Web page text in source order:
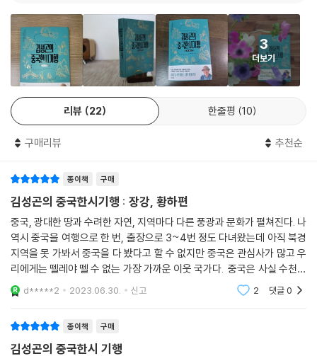
6장 산서성
1. 호랑이가 포효하고 용이 우는 포구 마을 - 적구진
2. 둥긂의 미학 - 천하황하제일만
3. 빗속에 찾아가는 살구꽃 마을 - 분양 행화촌
4. 강태공의 딸이 모셔진 오래된 사당 - 태원 진사
5. 천하를 휘저었던 진상의 요람 - 평요고성
6. 한식절 풍습의 기원을 찾아서 - 면산
8. 관우가 굽어보는 소금 호수에서 부르는 남풍가 - 운성
1. 황하와 함께 부른 격정의 노래, [장진주] - 호구폭포
2. 용문을 넘어 용이 된 황하의 잉어들 - 용문
3. 막힌 곳을 찾아 13년, 소통의 달인 ‘우’ 이야기 - 대우묘
1. 종시 알 수 없는 글자로 만든 국수 - 뺭뺭멘
2. 연꽃이 피는 봉우리에서 듣는 기러기 울음소리 - 서봉, 남봉
수 있을 것이라고 일행에게 호언장담한 게 화근이었다. 진섬대협곡이 이어
지는 산서 서북부 지역은 여전히 변방 지역이었음을 미처 몰랐던 것이다.
일본 드라마 심야식당의 “인생 너무 쉽게 보는 거 아냐?”라는 명대사가 떠
올라서 일행을 향해 사죄했다. “제가 중국을 너무 쉽게 본 탓입니다. --- p.
249-250
절벽 중간에 대롱대롱 매달려서 발끝으로 한참을 디딜 곳을 찾아야 하니
그 아찔함은 장공잔도를 넘어선다. 역시 안전띠를 조끼처럼 차고 고리 달
딜 곳을 찾지 못해 내 짧은 다리가 허공을 허둥대면 이마에 식은땀이 흐른
다. 이 무모한 길을 가자고 제안한 일행을 원망하기도 하고, 제발 험한 곳은
피해 다니라고 신신당부하던 집안 누님의 걱정스런 얼굴도 떠올리며 가까
스로 험로를 벗어나 박대 하기정에 도착했다. 하기정의 풍경은 그 험로의
수고를 단박에 씻어주었으니 이런 풍경이 세상에 있을까 싶었다. 깊은 계
곡을 사이에 두고 동봉을 비롯한 주변의 수려한 산봉우리들이 무슨 보물인
양 빙 둘러 박대를 옹위하고 있다. 그 봉우리 하기정 돌의자에 턱하니 앉아
사방을 둘러보는데 이 대단한 풍경의 주인이 바로 나 자신이라도 되는 듯
황하가 이제 그 먼 여정을 다하고 더 큰 어머니 바다의 품속으로 돌아간다.
중국 문명의 요람이자 모친하母親河,
장강과 황하를 따라 펼쳐지는
광활하고 수려한 풍경
옛 시인들이 아름다운 자연에 기대어 시를 완성했듯이 이제는 자연이 시인
들의 시를 빌려 옛 영화를 전한다. 유장한 물결 따라 시인의 숨결 찾아 떠나
는 한시기행의 첫 번째 여정인 장강은 민강의 탁한 물과 금사강의 맑은 물
이 만나 동쪽으로 수천 리 흘러가는 중국에서 가장 긴 강이다. 소동파는 드
에 불어가는 맑은 바람과/산 사이에 뜨는 밝은 달은/귀로 들으면 아름다운
는 1부에서는 현대판 무릉도원이라 불리며 우리나라 관광객이 많기로 이
름난 관광지 ‘장가계’, 수많은 고승과 묵객이 찾아 시의 산으로 불리며 폭포
천이 유명한 ‘여산’, 날렵한 처마가 층층이 포개 있고 산 정상에 우뚝 솟아
호연한 기상이 느껴지는 ‘황학루’ 등지를 두루 답파한다.
황하는 또 어떠한가. 중국문명의 발상지이자 중국을 동서로 관통하는 강으
로, 중국인들에게 어머니의 강으로 여겨진다. 황하의 물결을 따라가면 황
톳빛 강물과 용솟음치는 대협곡, 광활한 평원이 연이어 펼쳐지는데, 저자
는 이 황하의 풍경구를 보고 있노라면 이백의 [장진주]가 절로 터져 나온
다고 말한다. “그대 보지 못하는가/황하의 물이 하늘로부터 흘러내리는 것
을(294쪽).” 이 황하를 따라 2부에서는 거대하고 신비로운 바위 숲을 이
룬 ‘황하석림’, 중국의 4대석굴로 꼽히며 절벽에 웅장하게 조성된 ‘용문석
3
더보기
리뷰 22 한줄평 10
구매리뷰 추천순
종이책 구매
김성곤의 중국한시기행 : 장강, 황하편
중국, 광대한 땅과 수려한 자연, 지역마다 다른 풍광과 문화가 펼쳐진다. 나
역시 중국을 여행으로 한 번, 출장으로 3~4번 정도 다녀왔는데 아직 북경
지역을 못 가봐서 중국을 다 봤다고 할 수 없지만 중국은 관심사가 많고 우
리에게는 뗄레야 뗄 수 없는 가장 가까운 이웃 국가다. 중국은 사실 수천년
래 우리에게 가장 큰 영향을 끼친 국가였고, 우리의 문화 역시 알게 모르게
중국의
d*****2 2023.06.30. 신고 2 댓글0
종이책 구매
김성곤의 중국한시 기행